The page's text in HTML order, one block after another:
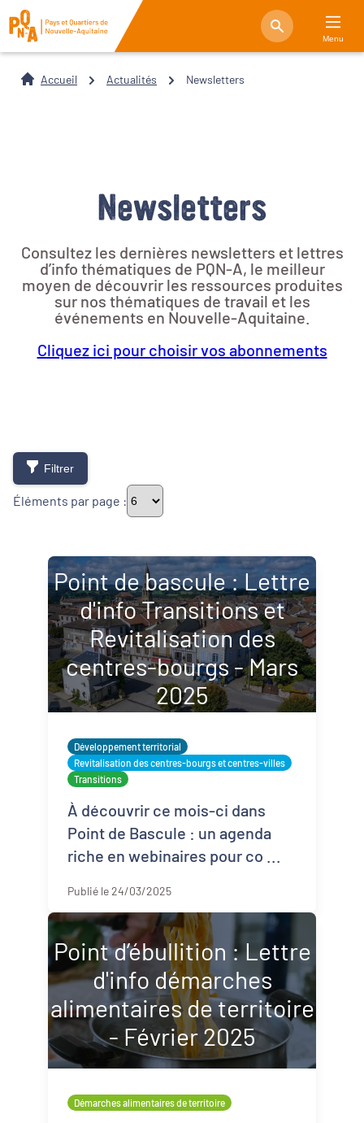
Menu
Accueil Actualités Newsletters
Newsletters
Consultez les dernières newsletters et lettres
d’info thématiques de PQN-A, le meilleur
moyen de découvrir les ressources produites
sur nos thématiques de travail et les
événements en Nouvelle-Aquitaine.
Cliquez ici pour choisir vos abonnements
Filtrer
Éléments par page :
Typologie de newsletter
Newsletters
Lettres d'information
Thématiques
Démarches alimentaires de territoire
Développement territorial
Inclusion numérique
Politique de la ville
Revitalisation des centres-bourgs et
Dynamiques territoriales pour l’emploi
Transitions
Point de bascule : Lettre
d'info Transitions et
Revitalisation des
centres-bourgs - Mars
2025
Développement territorial
Revitalisation des centres-bourgs et centres-villes
Transitions
À découvrir ce mois-ci dans
Point de Bascule : un agenda
Publié le 24/03/2025
Point d’ébullition : Lettre
d'info démarches
alimentaires de territoire
- Février 2025
Démarches alimentaires de territoire